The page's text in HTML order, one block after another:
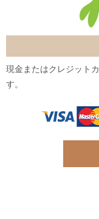
現金またはクレジット
す。